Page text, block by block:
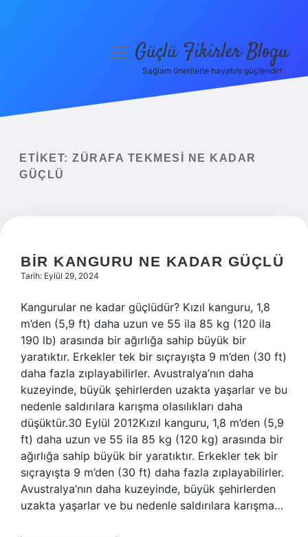
Yasal Uyarı
menüyüGüçlü Fikirler Blogu
Sağlam önerilerle hayatını güçlendir!
ETIKET: ZÜRAFA TEKMESI NE KADAR
GÜÇLÜ
BIR KANGURU NE KADAR GÜÇLÜ
Tarih: Eylül 29, 2024
Kangurular ne kadar güçlüdür? Kızıl kanguru, 1,8
m’den (5,9 ft) daha uzun ve 55 ila 85 kg (120 ila
190 lb) arasında bir ağırlığa sahip büyük bir
yaratıktır. Erkekler tek bir sıçrayışta 9 m’den (30 ft)
daha fazla zıplayabilirler. Avustralya’nın daha
kuzeyinde, büyük şehirlerden uzakta yaşarlar ve bu
nedenle saldırılara karışma olasılıkları daha
düşüktür.30 Eylül 2012Kızıl kanguru, 1,8 m’den (5,9
ft) daha uzun ve 55 ila 85 kg (120 kg) arasında bir
ağırlığa sahip büyük bir yaratıktır. Erkekler tek bir
sıçrayışta 9 m’den (30 ft) daha fazla zıplayabilirler.
Avustralya’nın daha kuzeyinde, büyük şehirlerden
uzakta yaşarlar ve bu nedenle saldırılara karışma…